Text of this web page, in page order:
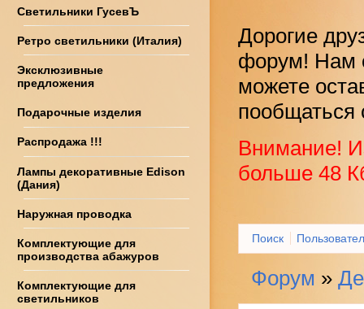
Светильники ГусевЪ
Ретро светильники (Италия)
Эксклюзивные
предложения
Подарочные изделия
Распродажа !!!
Лампы декоративные Edison
(Дания)
Наружная проводка
Комплектующие для
производства абажуров
Комплектующие для
светильников
Дорогие
форум! Нам
можете
пообщаться
Внимание!
больше 48
Поиск
Форум »